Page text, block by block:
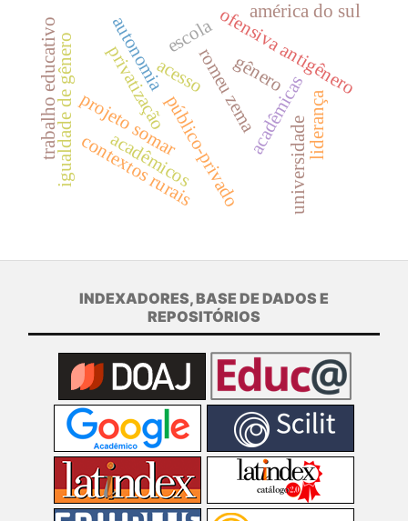
privatização
projeto somarpúblico-privado
romeu zema
igualdade de gênero acadêmicos
acadêmicas
universidade
ofensiva antigênero
gênero
acesso
américa do sul
escola
trabalho educativo autonomia
liderança
contextos rurais
INDEXADORES, BASE DE DADOS E
REPOSITÓRIOS